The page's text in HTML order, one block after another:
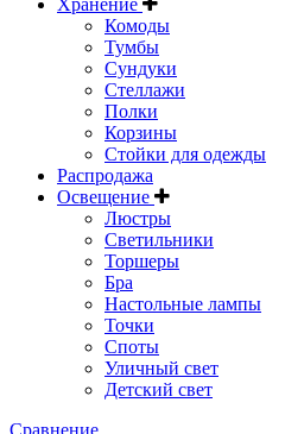
Хранение
Комоды
Тумбы
Сундуки
Стеллажи
Полки
Корзины
Стойки для одежды
Распродажа
Освещение
Люстры
Светильники
Торшеры
Бра
Настольные лампы
Точки
Споты
Уличный свет
Детский свет